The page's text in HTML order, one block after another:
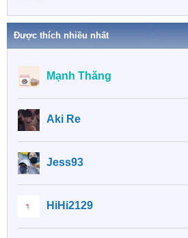
Được thích nhiều nhất
Mạnh Thăng
Aki Re
Jess93
HiHi2129